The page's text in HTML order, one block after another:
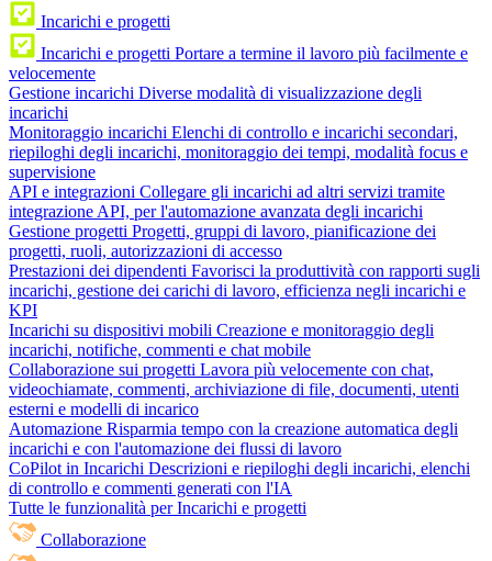
Incarichi e progetti
Incarichi e progetti Portare a termine il lavoro più facilmente e
velocemente
Gestione incarichi Diverse modalità di visualizzazione degli
incarichi
Monitoraggio incarichi Elenchi di controllo e incarichi secondari,
riepiloghi degli incarichi, monitoraggio dei tempi, modalità focus e
supervisione
API e integrazioni Collegare gli incarichi ad altri servizi tramite
integrazione API, per l'automazione avanzata degli incarichi
Gestione progetti Progetti, gruppi di lavoro, pianificazione dei
progetti, ruoli, autorizzazioni di accesso
Prestazioni dei dipendenti Favorisci la produttività con rapporti sugli
incarichi, gestione dei carichi di lavoro, efficienza negli incarichi e
KPI
Incarichi su dispositivi mobili Creazione e monitoraggio degli
incarichi, notifiche, commenti e chat mobile
Collaborazione sui progetti Lavora più velocemente con chat,
videochiamate, commenti, archiviazione di file, documenti, utenti
esterni e modelli di incarico
Automazione Risparmia tempo con la creazione automatica degli
incarichi e con l'automazione dei flussi di lavoro
CoPilot in Incarichi Descrizioni e riepiloghi degli incarichi, elenchi
di controllo e commenti generati con l'IA
Tutte le funzionalità per Incarichi e progetti
Collaborazione